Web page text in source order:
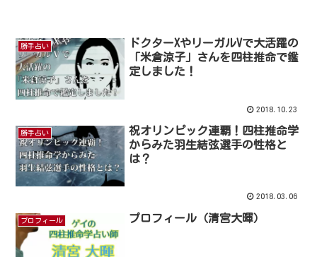
勝手占い
ドクターXやリーガルVで大活躍の
「米倉涼子」さんを四柱推命で鑑
定しました！
2018.10.23
勝手占い
祝オリンピック連覇！四柱推命学
からみた羽生結弦選手の性格と
は？
2018.03.06
プロフィール プロフィール（清宮大暉）